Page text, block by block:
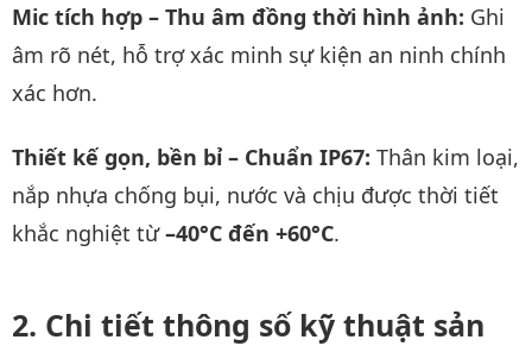
Mic tích hợp – Thu âm đồng thời hình ảnh: Ghi
âm rõ nét, hỗ trợ xác minh sự kiện an ninh chính
xác hơn.
Thiết kế gọn, bền bỉ – Chuẩn IP67: Thân kim loại,
nắp nhựa chống bụi, nước và chịu được thời tiết
khắc nghiệt từ–40°C đến +60°C.
Chi tiết thông số kỹ thuật sản